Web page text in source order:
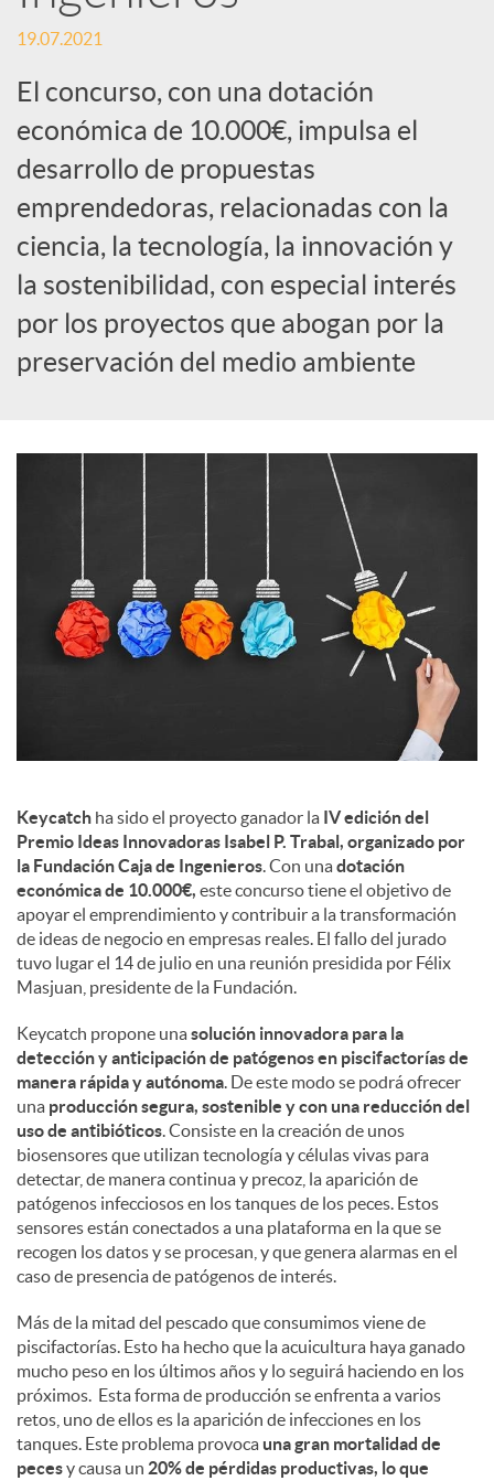
S
o
c
i
a
l
19.07.2021
El concurso, con una dotación
económica de 10.000€, impulsa el
desarrollo de propuestas
emprendedoras, relacionadas con la
ciencia, la tecnología, la innovación y
la sostenibilidad, con especial interés
por los proyectos que abogan por la
preservación del medio ambiente
Keycatch ha sido el proyecto ganador la IV edición del
Premio Ideas Innovadoras Isabel P. Trabal, organizado por
la Fundación Caja de Ingenieros. Con unadotación
económica de 10.000€, este concurso tiene el objetivo de
apoyar el emprendimiento y contribuir a la transformación
de ideas de negocio en empresas reales. El fallo del jurado
tuvo lugar el 14 de julio en una reunión presidida por Félix
Masjuan, presidente de la Fundación.
Keycatch propone unasolución innovadora para la
detección y anticipación de patógenos en piscifactorías de
manera rápida y autónoma. De este modo se podrá ofrecer
una producción segura, sostenible y con una reducción del
uso de antibióticos. Consiste en la creación de unos
biosensores que utilizan tecnología y células vivas para
detectar, de manera continua y precoz, la aparición de
patógenos infecciosos en los tanques de los peces. Estos
sensores están conectados a una plataforma en la que se
recogen los datos y se procesan, y que genera alarmas en el
caso de presencia de patógenos de interés.
Más de la mitad del pescado que consumimos viene de
piscifactorías. Esto ha hecho que la acuicultura haya ganado
mucho peso en los últimos años y lo seguirá haciendo en los
próximos. Esta forma de producción se enfrenta a varios
retos, uno de ellos es la aparición de infecciones en los
tanques. Este problema provoca una gran mortalidad de
pecesy causa un 20% de pérdidas productivas, lo que